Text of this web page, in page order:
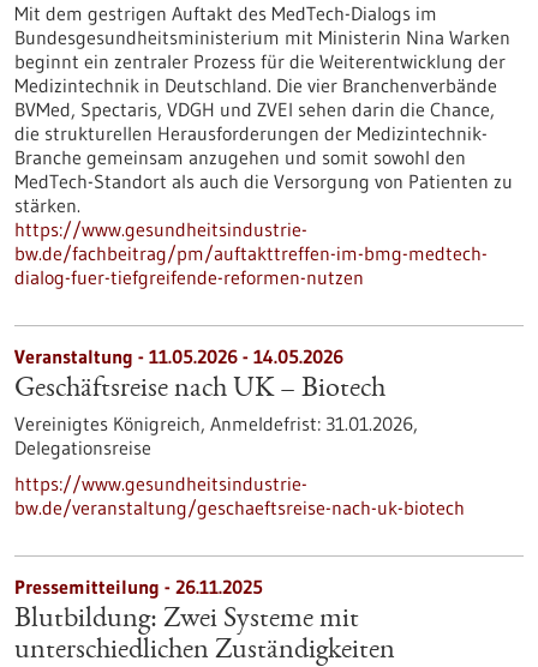
Mit dem gestrigen Auftakt des MedTech-Dialogs im
Bundesgesundheitsministerium mit Ministerin Nina Warken
beginnt ein zentraler Prozess für die Weiterentwicklung der
Medizintechnik in Deutschland. Die vier Branchenverbände
BVMed, Spectaris, VDGH und ZVEI sehen darin die Chance,
die strukturellen Herausforderungen der Medizintechnik-
Branche gemeinsam anzugehen und somit sowohl den
MedTech-Standort als auch die Versorgung von Patienten zu
stärken.
https://www.gesundheitsindustrie-
bw.de/fachbeitrag/pm/auftakttreffen-im-bmg-medtech-
dialog-fuer-tiefgreifende-reformen-nutzen
Veranstaltung - 11.05.2026 - 14.05.2026
Geschäftsreise nach UK – Biotech
Vereinigtes Königreich, Anmeldefrist: 31.01.2026,
Delegationsreise
https://www.gesundheitsindustrie-
bw.de/veranstaltung/geschaeftsreise-nach-uk-biotech
Pressemitteilung - 26.11.2025
Blutbildung: Zwei Systeme mit
unterschiedlichen Zuständigkeiten